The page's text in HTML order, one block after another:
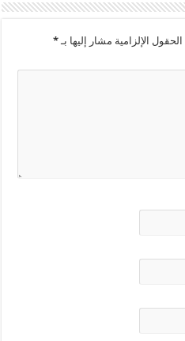
الحقول الإلزامية مشار إليها بـ*